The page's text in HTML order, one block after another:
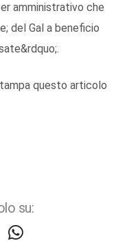
amministrativo che
del Gal a beneficio
questo articolo
su: